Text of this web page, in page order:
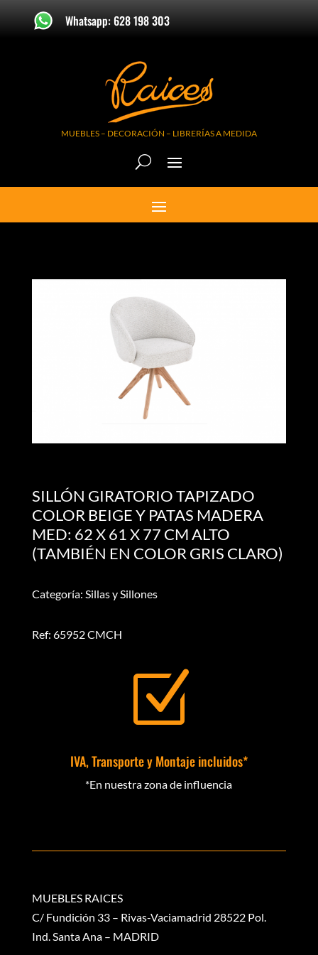
Whatsapp: 628 198 303
MUEBLES – DECORACIÓN – LIBRERÍAS A MEDIDA
SILLÓN GIRATORIO TAPIZADO
COLOR BEIGE Y PATAS MADERA
MED: 62 X 61 X 77 CM ALTO
(TAMBIÉN EN COLOR GRIS CLARO)
Categoría: Sillas y Sillones
Ref: 65952 CMCH
Z
IVA, Transporte y Montaje incluidos*
*En nuestra zona de influencia
MUEBLES RAICES
C/ Fundición 33 – Rivas-Vaciamadrid 28522 Pol.
Ind. Santa Ana – MADRID